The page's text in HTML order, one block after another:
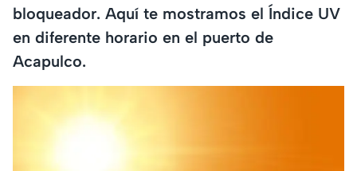
bloqueador. Aquí te mostramos el Índice UV
en diferente horario en el puerto de
Acapulco.